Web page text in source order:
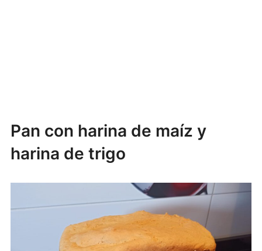
Pan con harina de maíz y
harina de trigo